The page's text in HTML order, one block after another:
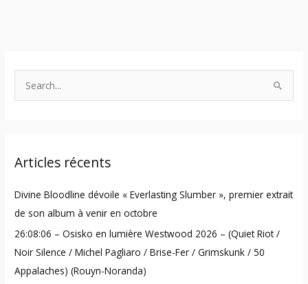
c
f
o
r
:
Articles récents
Divine Bloodline dévoile « Everlasting Slumber », premier extrait
de son album à venir en octobre
26:08:06 – Osisko en lumière Westwood 2026 – (Quiet Riot /
Noir Silence / Michel Pagliaro / Brise-Fer / Grimskunk / 50
Appalaches) (Rouyn-Noranda)